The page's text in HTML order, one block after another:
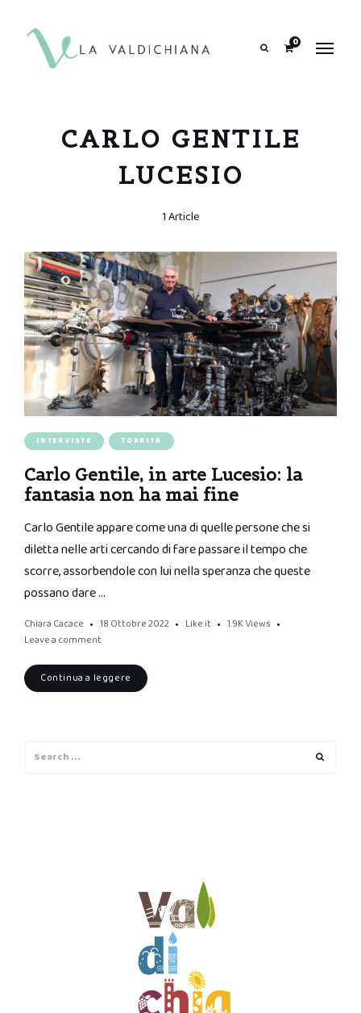
0
CARLO GENTILE
LUCESIO
1 Article
INTERVISTE TORRITA
Carlo Gentile, in arte Lucesio: la
fantasia non ha mai fine
Carlo Gentile appare come una di quelle persone che si
diletta nelle arti cercando di fare passare il tempo che
scorre, assorbendole con lui nella speranza che queste
possano dare …
Chiara Cacace 18 Ottobre 2022 Like it 1.9K Views
Leave a comment
Continua a leggere
for: